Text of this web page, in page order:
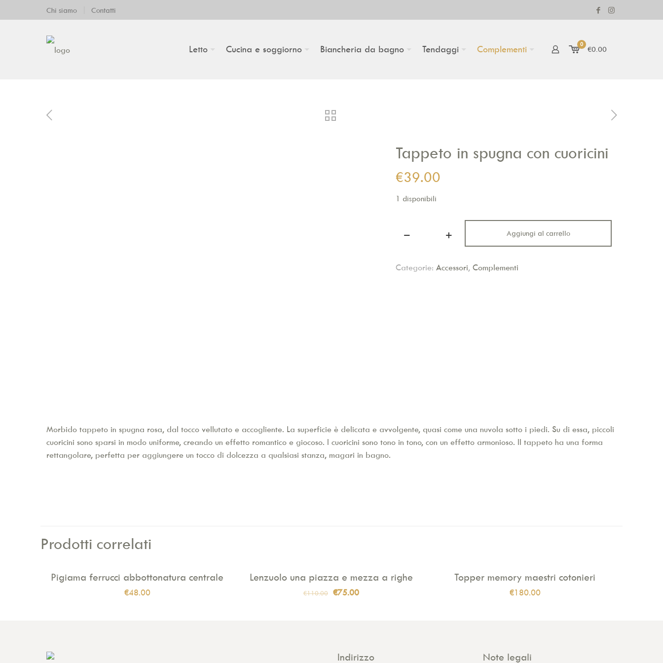
Chi siamo Contatti
Letto Cucina e soggiorno Biancheria da bagno Tendaggi Complementi 0
€0.00
Tappeto in spugna con cuoricini
€39.00
1 disponibili
Tappeto
spugna
Aggiungi al carrello
Categorie: Accessori, Complementi
Morbido tappeto in spugna rosa, dal tocco vellutato e accogliente. La superficie è delicata e avvolgente, quasi come una nuvola sotto i piedi. Su di essa, piccoli
cuoricini sono sparsi in modo uniforme, creando un effetto romantico e giocoso. I cuoricini sono tono in tono, con un effetto armonioso. Il tappeto ha una forma
rettangolare, perfetta per aggiungere un tocco di dolcezza a qualsiasi stanza, magari in bagno.
Prodotti correlati
Pigiama ferrucci abbottonatura centrale
€48.00
IN VENDITA
Lenzuolo una piazza e mezza a righe
€110.00
Il
€75.00Il
Topper memory maestri cotonieri
€180.00
Indirizzo Note legali